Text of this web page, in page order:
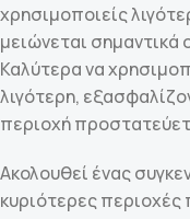
χρησιμοποιείς
μειώνεται σημαντικά
Καλύτερα να
λιγότερη,
περιοχή
Ακολουθεί ένας
κυριότερες